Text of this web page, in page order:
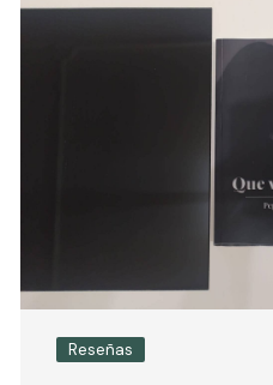
Reseñas